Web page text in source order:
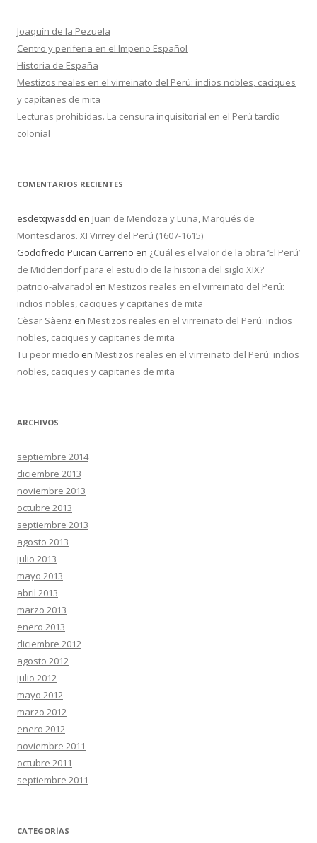
r
:
Joaquín de la Pezuela
Centro y periferia en el Imperio Español
Historia de España
Mestizos reales en el virreinato del Perú: indios nobles, caciques
y capitanes de mita
Lecturas prohibidas. La censura inquisitorial en el Perú tardío
colonial
COMENTARIOS RECIENTES
esdetqwasdd en Juan de Mendoza y Luna, Marqués de
Montesclaros. XI Virrey del Perú (1607-1615)
Godofredo Puican Carreño en ¿Cuál es el valor de la obra ‘El Perú’
de Middendorf para el estudio de la historia del siglo XIX?
patricio-alvaradol en Mestizos reales en el virreinato del Perú:
indios nobles, caciques y capitanes de mita
Cèsar Sàenz en Mestizos reales en el virreinato del Perú: indios
nobles, caciques y capitanes de mita
Tu peor miedo en Mestizos reales en el virreinato del Perú: indios
nobles, caciques y capitanes de mita
ARCHIVOS
septiembre 2014
diciembre 2013
noviembre 2013
octubre 2013
septiembre 2013
agosto 2013
julio 2013
mayo 2013
abril 2013
marzo 2013
enero 2013
diciembre 2012
agosto 2012
julio 2012
mayo 2012
marzo 2012
enero 2012
noviembre 2011
octubre 2011
septiembre 2011
CATEGORÍAS